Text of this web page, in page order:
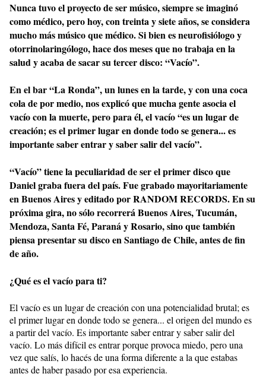
Nunca tuvo el proyecto de ser músico, siempre se imaginó
como médico, pero hoy, con treinta y siete años, se considera
mucho más músico que médico. Si bien es neurofisiólogo y
otorrinolaringólogo, hace dos meses que no trabaja en la
salud y acaba de sacar su tercer disco: “Vacío”.
En el bar “La Ronda”, un lunes en la tarde, y con una coca
cola de por medio, nos explicó que mucha gente asocia el
vacío con la muerte, pero para él, el vacío “es un lugar de
creación; es el primer lugar en donde todo se genera... es
importante saber entrar y saber salir del vacío”.
“Vacío” tiene la peculiaridad de ser el primer disco que
Daniel graba fuera del país. Fue grabado mayoritariamente
en Buenos Aires y editado por RANDOM RECORDS. En su
próxima gira, no sólo recorrerá Buenos Aires, Tucumán,
Mendoza, Santa Fé, Paraná y Rosario, sino que también
piensa presentar su disco en Santiago de Chile, antes de fin
de año.
¿Qué es el vacío para ti?
El vacío es un lugar de creación con una potencialidad brutal; es
el primer lugar en donde todo se genera... el origen del mundo es
a partir del vacío. Es importante saber entrar y saber salir del
vacío. Lo más difícil es entrar porque provoca miedo, pero una
vez que salís, lo hacés de una forma diferente a la que estabas
antes de haber pasado por esa experiencia.